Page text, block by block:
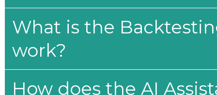
What is the
work?
How does the AI